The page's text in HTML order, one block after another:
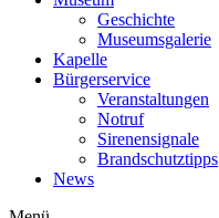
Geschichte
Museumsgalerie
Kapelle
Bürgerservice
Veranstaltungen
Notruf
Sirenensignale
Brandschutztipps
News